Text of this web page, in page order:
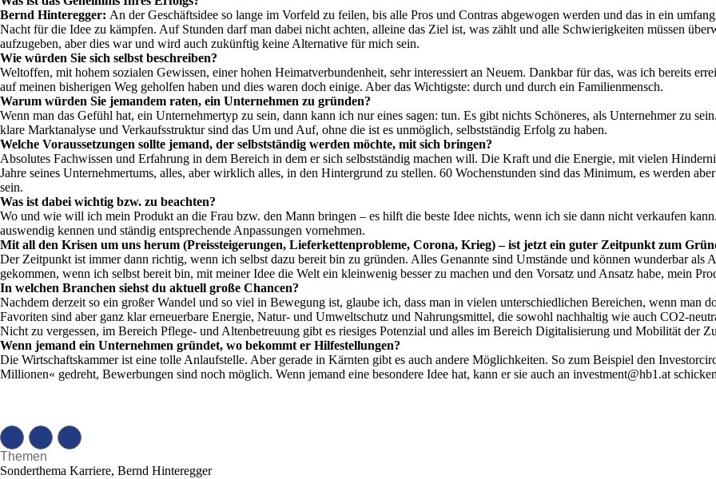
Bernd Hinteregger: An der Geschäftsidee so lange im Vorfeld zu feilen, bis alle Pros und Contras abgewogen werden und das in ein
Nacht für die Idee zu kämpfen. Auf Stunden darf man dabei nicht achten, alleine das Ziel ist, was zählt und alle Schwierigkeiten müssen
aufzugeben, aber dies war und wird auch zukünftig keine Alternative für mich sein.
Wie würden Sie sich selbst beschreiben?
Weltoffen, mit hohem sozialen Gewissen, einer hohen Heimatverbundenheit, sehr interessiert an Neuem. Dankbar für das, was ich bereits
auf meinen bisherigen Weg geholfen haben und dies waren doch einige. Aber das Wichtigste: durch und durch ein Familienmensch.
Warum würden Sie jemandem raten, ein Unternehmen zu gründen?
Wenn man das Gefühl hat, ein Unternehmertyp zu sein, dann kann ich nur eines sagen: tun. Es gibt nichts Schöneres, als Unternehmer zu
klare Marktanalyse und Verkaufsstruktur sind das Um und Auf, ohne die ist es unmöglich, selbstständig Erfolg zu haben.
Welche Voraussetzungen sollte jemand, der selbstständig werden möchte, mit sich bringen?
Absolutes Fachwissen und Erfahrung in dem Bereich in dem er sich selbstständig machen will. Die Kraft und die Energie, mit vielen
Jahre seines Unternehmertums, alles, aber wirklich alles, in den Hintergrund zu stellen. 60 Wochenstunden sind das Minimum, es werden
sein.
Was ist dabei wichtig bzw. zu beachten?
Wo und wie will ich mein Produkt an die Frau bzw. den Mann bringen – es hilft die beste Idee nichts, wenn ich sie dann nicht verkaufen
auswendig kennen und ständig entsprechende Anpassungen vornehmen.
Mit all den Krisen um uns herum (Preissteigerungen, Lieferkettenprobleme, Corona, Krieg) – ist jetzt ein guter Zeitpunkt zum
Der Zeitpunkt ist immer dann richtig, wenn ich selbst dazu bereit bin zu gründen. Alles Genannte sind Umstände und können wunderbar als
gekommen, wenn ich selbst bereit bin, mit meiner Idee die Welt ein kleinwenig besser zu machen und den Vorsatz und Ansatz habe, mein
In welchen Branchen siehst du aktuell große Chancen?
Nachdem derzeit so ein großer Wandel und so viel in Bewegung ist, glaube ich, dass man in vielen unterschiedlichen Bereichen, wenn man
Favoriten sind aber ganz klar erneuerbare Energie, Natur- und Umweltschutz und Nahrungsmittel, die sowohl nachhaltig wie auch CO2-
Nicht zu vergessen, im Bereich Pflege- und Altenbetreuung gibt es riesiges Potenzial und alles im Bereich Digitalisierung und Mobilität der
Wenn jemand ein Unternehmen gründet, wo bekommt er Hilfestellungen?
Die Wirtschaftskammer ist eine tolle Anlaufstelle. Aber gerade in Kärnten gibt es auch andere Möglichkeiten. So zum Beispiel den
Millionen« gedreht, Bewerbungen sind noch möglich. Wenn jemand eine besondere Idee hat, kann er sie auch an investment@hb1.at
Themen
Sonderthema Karriere, Bernd Hinteregger